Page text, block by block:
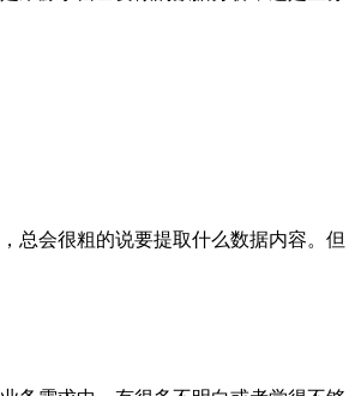
总会很粗的说要提取什么数据内容。但